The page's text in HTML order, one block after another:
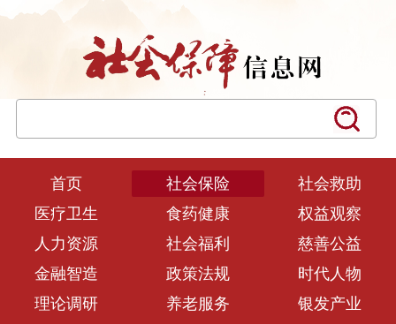
首页 社会保险
社会救助
医疗卫生
食药健康
权益观察
人力资源
社会福利
慈善公益
金融智造
政策法规
时代人物
理论调研
养老服务
银发产业